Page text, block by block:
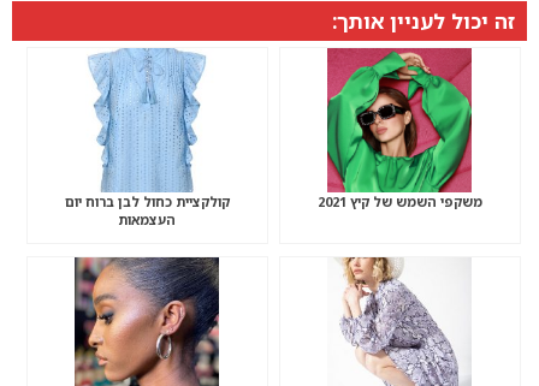
זה יכול לעניין אותך:
משקפי השמש של קיץ 2021
קולקציית כחול לבן ברוח יום
העצמאות